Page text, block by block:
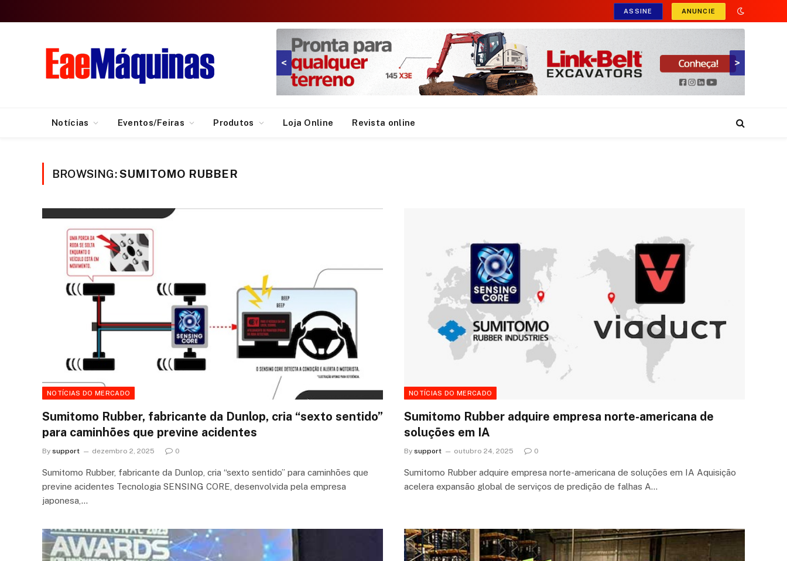
ASSINE ANUNCIE
>
<
Notícias Eventos/Feiras Produtos Loja Online Revista online
BROWSING:SUMITOMO RUBBER
NOTÍCIAS DO MERCADO
Sumitomo Rubber, fabricante da Dunlop, cria “sexto sentido”
para caminhões que previne acidentes
By support dezembro 2, 2025 0
Sumitomo Rubber, fabricante da Dunlop, cria “sexto sentido” para caminhões que
previne acidentes Tecnologia SENSING CORE, desenvolvida pela empresa
japonesa,…
NOTÍCIAS DO MERCADO
Sumitomo Rubber adquire empresa norte-americana de
soluções em IA
By support outubro 24, 2025 0
Sumitomo Rubber adquire empresa norte-americana de soluções em IA Aquisição
acelera expansão global de serviços de predição de falhas A…